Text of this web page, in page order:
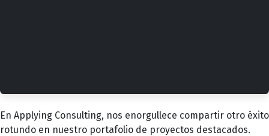
En Applying Consulting, nos enorgullece compartir otro éxito
rotundo en nuestro portafolio de proyectos destacados.